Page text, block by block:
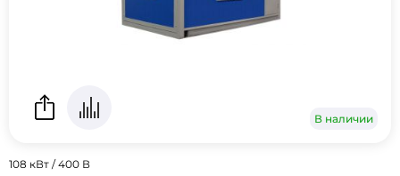
В наличии
108 кВт / 400 В